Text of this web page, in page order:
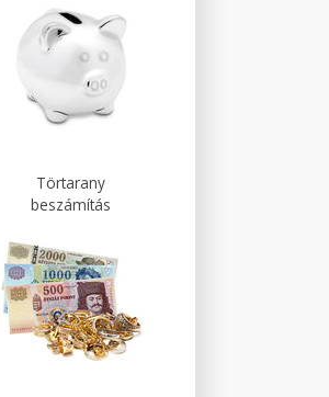
Törtarany
beszámítás